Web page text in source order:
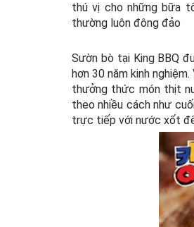
thú vị cho những bữa
thường luôn đông đảo
Sườn bò tại King BBQ
hơn 30 năm kinh
thưởng thức món thịt
theo nhiều cách như
trực tiếp với nước xốt